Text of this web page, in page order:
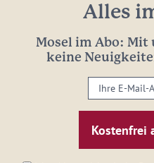
Alles
Mosel im Abo: Mit
keine
Ihre
E-
Mail-
Adresse: